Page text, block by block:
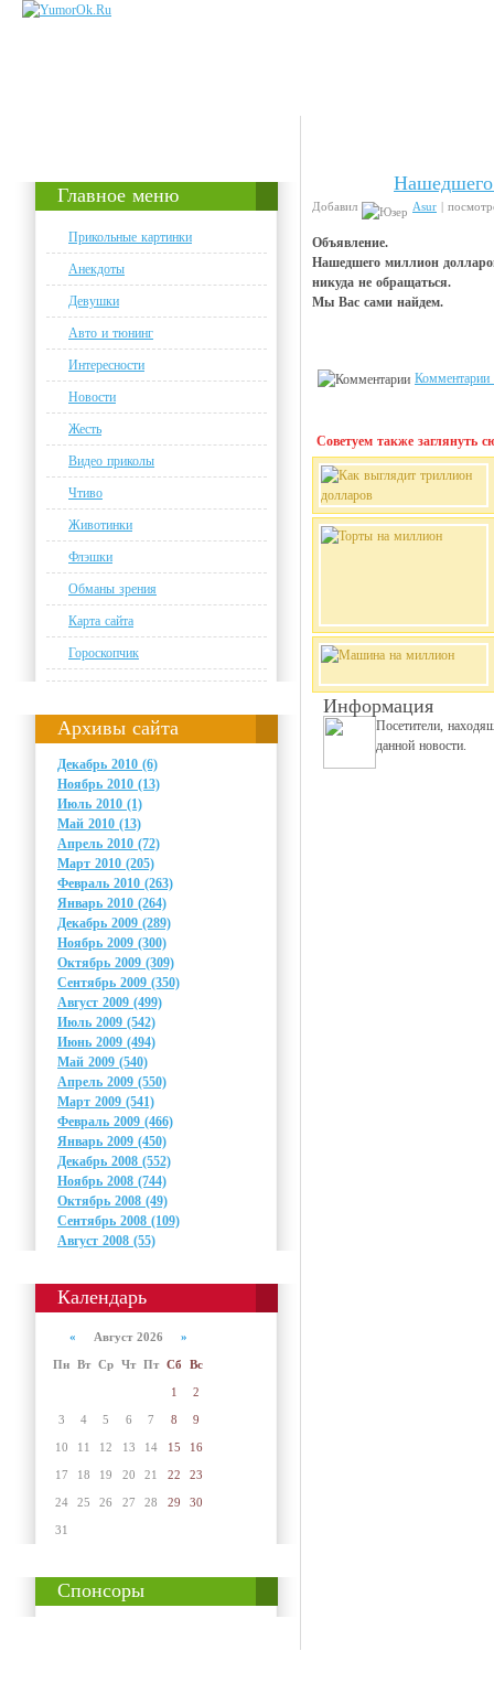
Главное меню
Прикольные картинки
Анекдоты
Девушки
Авто и тюнинг
Интересности
Новости
Жесть
Видео приколы
Чтиво
Животинки
Флэшки
Обманы зрения
Карта сайта
Гороскопчик
Архивы сайта
Декабрь 2010 (6)
Ноябрь 2010 (13)
Июль 2010 (1)
Май 2010 (13)
Апрель 2010 (72)
Март 2010 (205)
Февраль 2010 (263)
Январь 2010 (264)
Декабрь 2009 (289)
Ноябрь 2009 (300)
Октябрь 2009 (309)
Сентябрь 2009 (350)
Август 2009 (499)
Июль 2009 (542)
Июнь 2009 (494)
Май 2009 (540)
Апрель 2009 (550)
Март 2009 (541)
Февраль 2009 (466)
Январь 2009 (450)
Декабрь 2008 (552)
Ноябрь 2008 (744)
Октябрь 2008 (49)
Сентябрь 2008 (109)
Август 2008 (55)
Календарь
« Август 2026 »
Пн Вт Ср Чт Пт Сб Вс
1 2
3 4 5 6 7 8 9
10 11 12 13 14 15 16
17 18 19 20 21 22 23
24 25 26 27 28 29 30
31
Спонсоры
Добавил Asur |
Объявление.
Нашедшего миллион
никуда не обращаться.
Мы Вас сами найдем.
Комментарии
Советуем также заглянуть
Информация
Посетители,
данной новости.